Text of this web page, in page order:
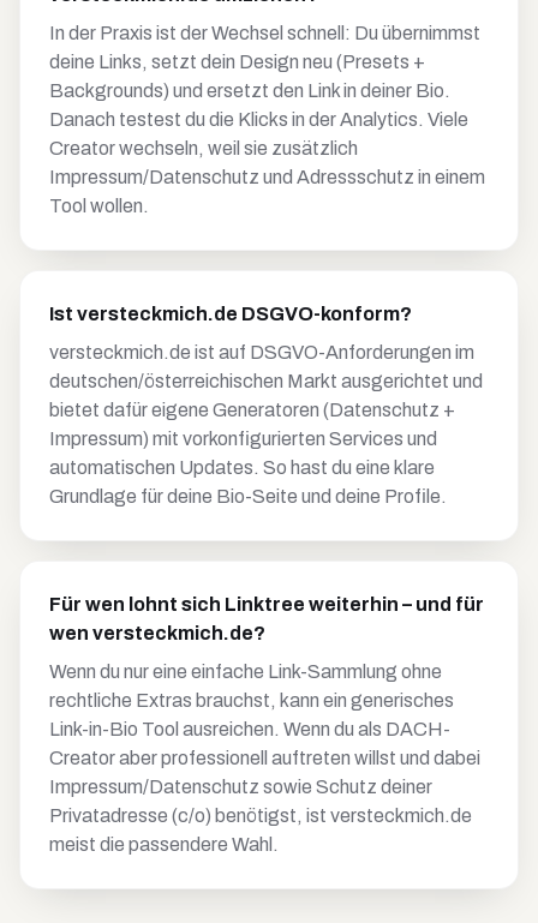
In der Praxis ist der Wechsel schnell: Du übernimmst
deine Links, setzt dein Design neu (Presets +
Backgrounds) und ersetzt den Link in deiner Bio.
Danach testest du die Klicks in der Analytics. Viele
Creator wechseln, weil sie zusätzlich
Impressum/Datenschutz und Adressschutz in einem
Tool wollen.
Ist versteckmich.de DSGVO-konform?
versteckmich.de ist auf DSGVO-Anforderungen im
deutschen/österreichischen Markt ausgerichtet und
bietet dafür eigene Generatoren (Datenschutz +
Impressum) mit vorkonfigurierten Services und
automatischen Updates. So hast du eine klare
Grundlage für deine Bio-Seite und deine Profile.
Für wen lohnt sich Linktree weiterhin – und für
wen versteckmich.de?
Wenn du nur eine einfache Link-Sammlung ohne
rechtliche Extras brauchst, kann ein generisches
Link-in-Bio Tool ausreichen. Wenn du als DACH-
Creator aber professionell auftreten willst und dabei
Impressum/Datenschutz sowie Schutz deiner
Privatadresse (c/o) benötigst, ist versteckmich.de
meist die passendere Wahl.